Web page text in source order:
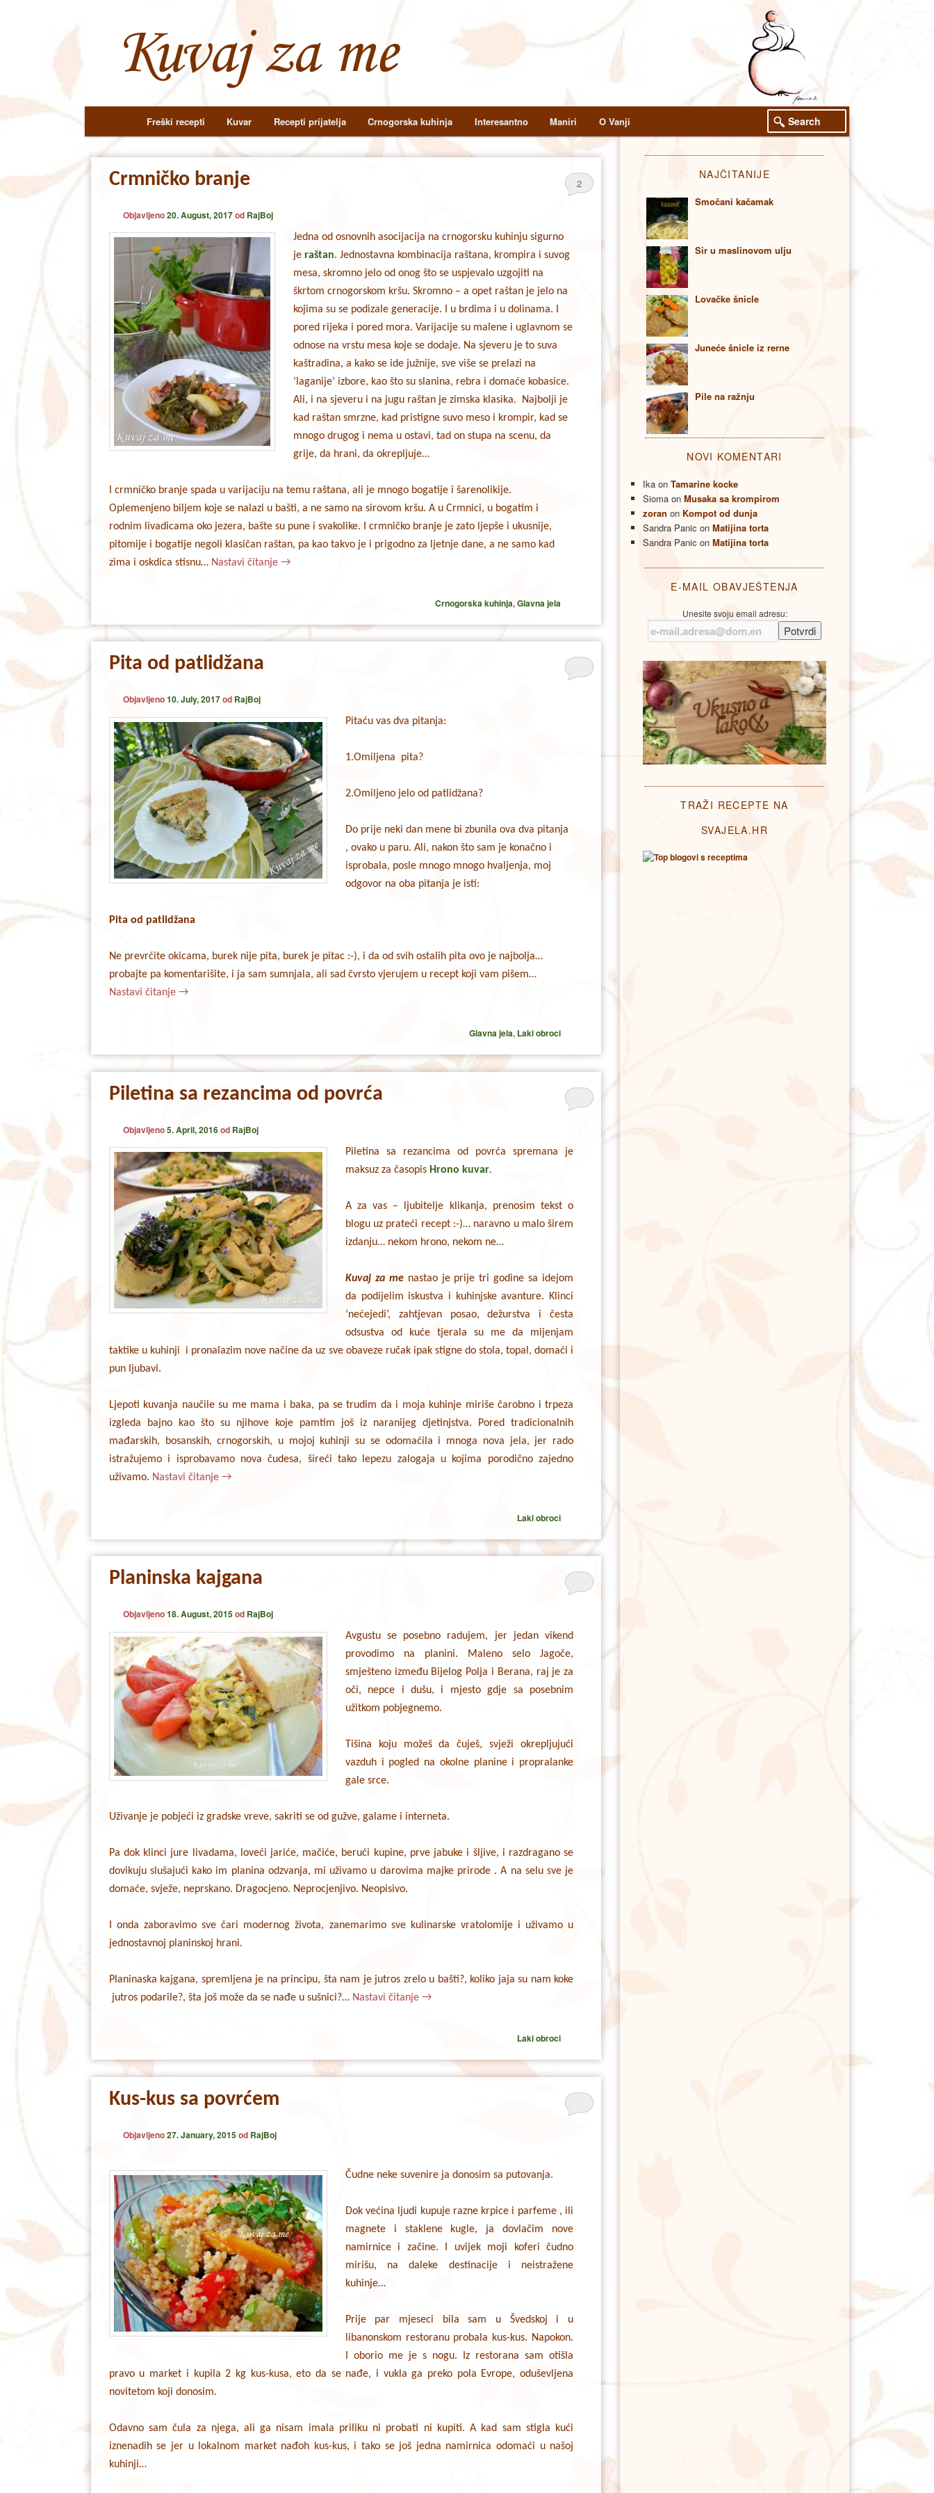
Skip
to
Skip
to
Freški recepti Kuvar Recepti prijatelja Crnogorska kuhinja Interesantno Maniri O Vanji Search
Crmničko branje
Objavljeno20. August, 2017od RajBoj
2
Jedna od osnovnih asocijacija na crnogorsku kuhinju sigurno
je raštan. Jednostavna kombinacija raštana, krompira i suvog
mesa, skromno jelo od onog što se uspjevalo uzgojiti na
škrtom crnogorskom kršu. Skromno – a opet raštan je jelo na
kojima su se podizale generacije. I u brdima i u dolinama. I
pored rijeka i pored mora. Varijacije su malene i uglavnom se
odnose na vrstu mesa koje se dodaje. Na sjeveru je to suva
kaštradina, a kako se ide južnije, sve više se prelazi na
‘laganije’ izbore, kao što su slanina, rebra i domaće kobasice.
Ali, i na sjeveru i na jugu raštan je zimska klasika. Najbolji je
kad raštan smrzne, kad pristigne suvo meso i krompir, kad se
mnogo drugog i nema u ostavi, tad on stupa na scenu, da
grije, da hrani, da okrepljuje…
I crmničko branje spada u varijaciju na temu raštana, ali je mnogo bogatije i šarenolikije.
Oplemenjeno biljem koje se nalazi u bašti, a ne samo na sirovom kršu. A u Crmnici, u bogatim i
rodnim livadicama oko jezera, bašte su pune i svakolike. I crmničko branje je zato ljepše i ukusnije,
pitomije i bogatije negoli klasičan raštan, pa kao takvo je i prigodno za ljetnje dane, a ne samo kad
zima i oskdica stisnu… Nastavi čitanje →
Crnogorska kuhinja,Glavna jela
Pita od patlidžana
Objavljeno10. July, 2017od RajBoj
Pitaću vas dva pitanja:
1.Omiljena pita?
2.Omiljeno jelo od patlidžana?
Do prije neki dan mene bi zbunila ova dva pitanja
, ovako u paru. Ali, nakon što sam je konačno i
isprobala, posle mnogo mnogo hvaljenja, moj
odgovor na oba pitanja je isti:
Pita od patlidžana
Ne prevrćite okicama, burek nije pita, burek je pitac :-), i da od svih ostalih pita ovo je najbolja…
probajte pa komentarišite, i ja sam sumnjala, ali sad čvrsto vjerujem u recept koji vam pišem…
Nastavi čitanje →
Glavna jela, Laki obroci
Piletina sa rezancima od povrća
Objavljeno5. April, 2016od RajBoj
Piletina sa rezancima od povrća spremana je
maksuz za časopis Hrono kuvar.
A za vas – ljubitelje klikanja, prenosim tekst o
blogu uz prateći recept :-)… naravno u malo širem
izdanju… nekom hrono, nekom ne…
Kuvaj za menastao je prije tri godine sa idejom
da podijelim iskustva i kuhinjske avanture. Klinci
‘nećejedi’, zahtjevan posao, dežurstva i česta
odsustva od kuće tjerala su me da mijenjam
taktike u kuhinji i pronalazim nove načine da uz sve obaveze ručak ipak stigne do stola, topal, domaći i
pun ljubavi.
Ljepoti kuvanja naučile su me mama i baka, pa se trudim da i moja kuhinje miriše čarobno i trpeza
izgleda bajno kao što su njihove koje pamtim još iz naranijeg djetinjstva. Pored tradicionalnih
mađarskih, bosanskih, crnogorskih, u mojoj kuhinji su se odomaćila i mnoga nova jela, jer rado
istražujemo i isprobavamo nova čudesa, šireći tako lepezu zalogaja u kojima porodično zajedno
uživamo. Nastavi čitanje →
Laki obroci
Planinska kajgana
Objavljeno18. August, 2015od RajBoj
Avgustu se posebno radujem, jer jedan vikend
provodimo na planini. Maleno selo Jagoče,
smješteno između Bijelog Polja i Berana, raj je za
oči, nepce i dušu, i mjesto gdje sa posebnim
užitkom pobjegnemo.
Tišina koju možeš da čuješ, svježi okrepljujući
vazduh i pogled na okolne planine i propralanke
gale srce.
Uživanje je pobjeći iz gradske vreve, sakriti se od gužve, galame i interneta.
Pa dok klinci jure livadama, loveći jariće, mačiće, berući kupine, prve jabuke i šljive, i razdragano se
dovikuju slušajući kako im planina odzvanja, mi uživamo u darovima majke prirode . A na selu sve je
domaće, svježe, neprskano. Dragocjeno. Neprocjenjivo. Neopisivo.
I onda zaboravimo sve čari modernog života, zanemarimo sve kulinarske vratolomije i uživamo u
jednostavnoj planinskoj hrani.
Planinaska kajgana, spremljena je na principu, šta nam je jutros zrelo u bašti?, koliko jaja su nam koke
jutros podarile?, šta još može da se nađe u sušnici?… Nastavi čitanje →
Laki obroci
Kus-kus sa povrćem
Objavljeno27. January, 2015od RajBoj
Čudne neke suvenire ja donosim sa putovanja.
Dok većina ljudi kupuje razne krpice i parfeme , ili
magnete i staklene kugle, ja dovlačim nove
namirnice i začine. I uvijek moji koferi čudno
mirišu, na daleke destinacije i neistražene
kuhinje…
Prije par mjeseci bila sam u Švedskoj i u
libanonskom restoranu probala kus-kus. Napokon.
I oborio me je s nogu. Iz restorana sam otišla
pravo u market i kupila 2 kg kus-kusa, eto da se nađe, i vukla ga preko pola Evrope, oduševljena
novitetom koji donosim.
Odavno sam čula za njega, ali ga nisam imala priliku ni probati ni kupiti. A kad sam stigla kući
iznenadih se jer u lokalnom market nađoh kus-kus, i tako se još jedna namirnica odomaći u našoj
kuhinji…
NAJČITANIJE
Smočani kačamak
Sir u maslinovom ulju
Lovačke šnicle
Juneće šnicle iz rerne
Pile na ražnju
NOVI KOMENTARI
Ika on Tamarine kocke
Sioma on Musaka sa krompirom
zoran on Kompot od dunja
Sandra Panic on Matijina torta
Sandra Panic on Matijina torta
E-MAIL OBAVJEŠTENJA
Unesite svoju email adresu:
TRAŽI RECEPTE NA
SVAJELA.HR